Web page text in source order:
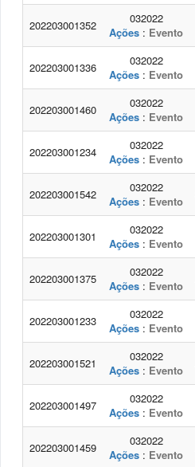
202203001352
032022
Ações : Evento
202203001336
032022
Ações : Evento
202203001460
032022
Ações : Evento
202203001234
032022
Ações : Evento
202203001542
032022
Ações : Evento
202203001301
032022
Ações : Evento
202203001375
032022
Ações : Evento
202203001233
032022
Ações : Evento
202203001521
032022
Ações : Evento
202203001497
032022
Ações : Evento
202203001459
032022
Ações : Evento